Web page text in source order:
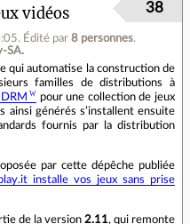
vidéos
. Édité par 8 personnes.
38
qui automatise la construction de
familles de distributions à
pour une collection de jeux
ainsi générés s’installent ensuite
fournis par la distribution
par cette dépêche publiée
installe vos jeux sans prise
de la version 2.11, qui remonte